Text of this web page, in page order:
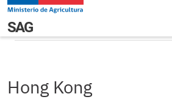
Pasar al contenido principal
Navegación principal
SAGHong Kong
Hong Kong